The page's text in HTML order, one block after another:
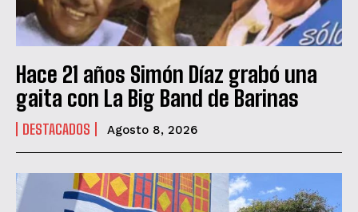
Hace 21 años Simón Díaz grabó una
gaita con La Big Band de Barinas
DESTACADOS Agosto 8, 2026